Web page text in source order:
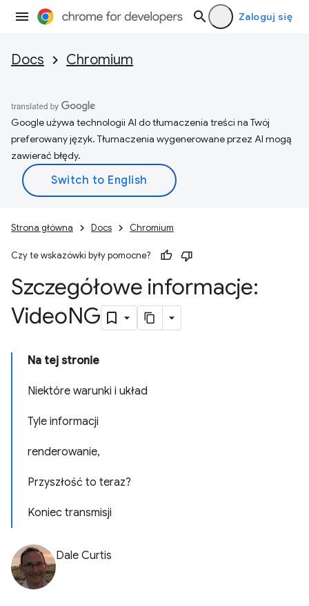
Zaloguj się
Docs Chromium
Google używa technologii AI do tłumaczenia treści na Twój
preferowany język. Tłumaczenia wygenerowane przez AI mogą
zawierać błędy.
Strona główna Docs Chromium
Czy te wskazówki były pomocne?
Szczegółowe informacje:
VideoNG
Na tej stronie
Niektóre warunki i układ
Tyle informacji
renderowanie,
Przyszłość to teraz?
Koniec transmisji
Dale Curtis